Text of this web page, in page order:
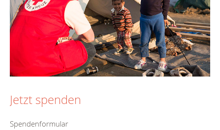
Jetzt spenden
Spendenformular